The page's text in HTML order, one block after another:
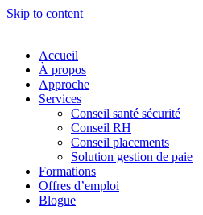
Skip to content
Accueil
À propos
Approche
Services
Conseil santé sécurité
Conseil RH
Conseil placements
Solution gestion de paie
Formations
Offres d’emploi
Blogue